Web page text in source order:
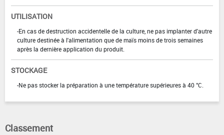
UTILISATION
-En cas de destruction accidentelle de la culture, ne pas implanter d'autre
culture destinée à l'alimentation que de maïs moins de trois semaines
après la dernière application du produit.
STOCKAGE
-Ne pas stocker la préparation à une température supérieures à 40 °C.
Classement